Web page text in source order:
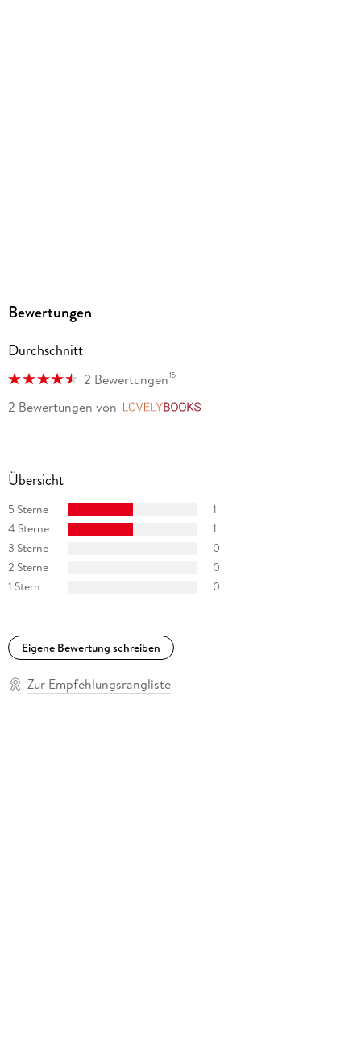
Bewertungen
Durchschnitt
2 Bewertungen15
2 Bewertungen von
Übersicht
5 Sterne
1
4 Sterne
1
3 Sterne
0
2 Sterne
0
1 Stern
0
Eigene Bewertung schreiben
Zur Empfehlungsrangliste